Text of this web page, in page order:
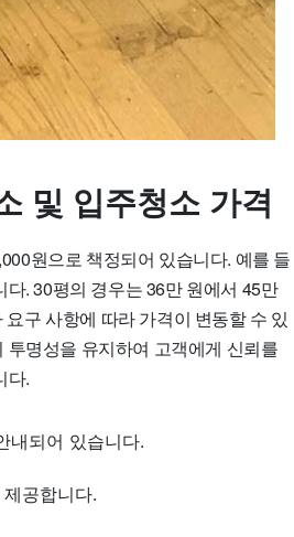
및 입주청소 가격
원으로 책정되어 있습니다. 예를 들
. 30평의 경우는 36만 원에서 45만
구 사항에 따라 가격이 변동할 수 있
명성을 유지하여 고객에게 신뢰를
다.
내되어 있습니다.
공합니다.